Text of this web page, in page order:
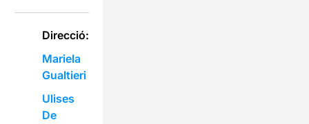
Direcció:
Mariela
Gualtieri
Ulises
De